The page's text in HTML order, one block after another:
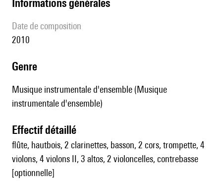
informations générales
date de composition
2010
genre
Musique instrumentale d'ensemble (Musique
instrumentale d'ensemble)
effectif détaillé
flûte, hautbois, 2 clarinettes, basson, 2 cors, trompette, 4
violons, 4 violons II, 3 altos, 2 violoncelles, contrebasse
[optionnelle]